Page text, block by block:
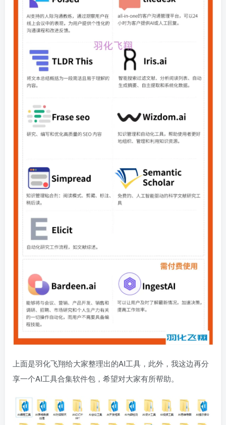
上面是羽化飞翔给大家整理出的AI工具，此外，我这边再分
享一个AI工具合集软件包，希望对大家有所帮助。